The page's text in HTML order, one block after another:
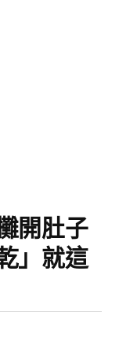
開肚子
」就這